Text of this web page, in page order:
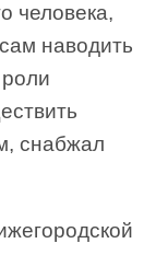
человека,
наводить
снабжал